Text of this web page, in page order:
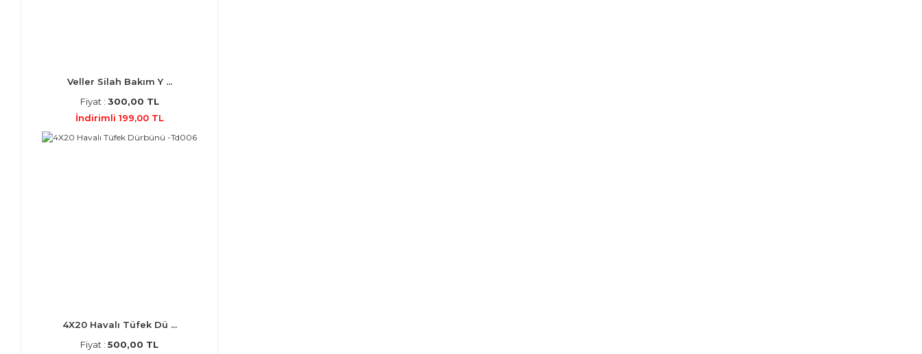
Veller Silah Bakım Y ...
Fiyat : 300,00 TL
İndirimli 199,00 TL
4X20 Havalı Tüfek Dü ...
Fiyat : 500,00 TL